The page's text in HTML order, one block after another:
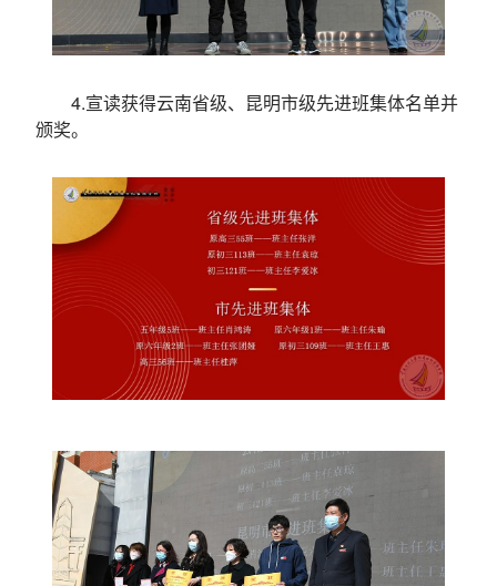
4.宣读获得云南省级、昆明市级先进班集体名单并
颁奖。